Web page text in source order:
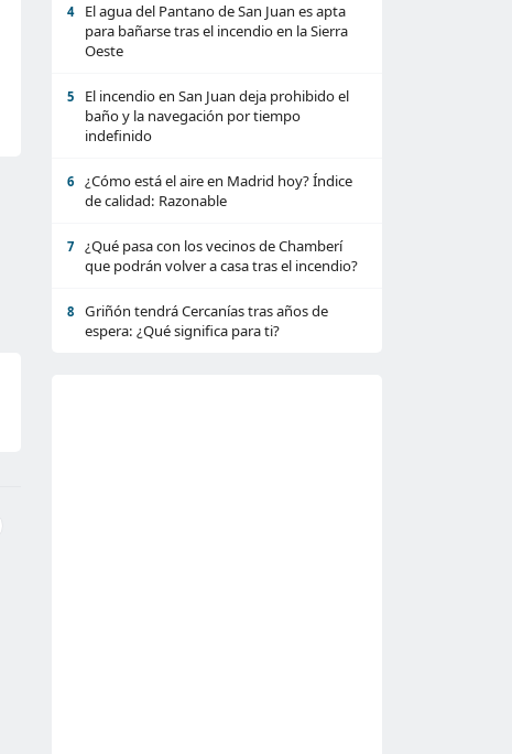
4
El agua del Pantano de San Juan es apta
para bañarse tras el incendio en la Sierra
Oeste
5
El incendio en San Juan deja prohibido el
baño y la navegación por tiempo
indefinido
6
¿Cómo está el aire en Madrid hoy? Índice
de calidad: Razonable
7
¿Qué pasa con los vecinos de Chamberí
que podrán volver a casa tras el incendio?
8
Griñón tendrá Cercanías tras años de
espera: ¿Qué significa para ti?